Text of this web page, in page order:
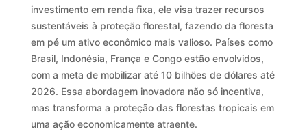
investimento em renda fixa, ele visa trazer recursos
sustentáveis à proteção florestal, fazendo da floresta
em pé um ativo econômico mais valioso. Países como
Brasil, Indonésia, França e Congo estão envolvidos,
com a meta de mobilizar até 10 bilhões de dólares até
2026. Essa abordagem inovadora não só incentiva,
mas transforma a proteção das florestas tropicais em
uma ação economicamente atraente.